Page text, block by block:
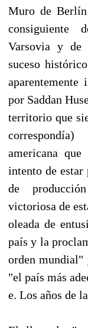
Muro de
consiguiente
Varsovia y de
suceso
aparentemente
por Saddan
territorio que
americana
intento de estar
de
victoriosa de
oleada de
país y la
orden
"el país más
e. Los años de